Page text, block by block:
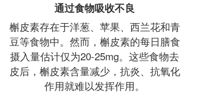
通过食物吸收不良
槲皮素存在于洋葱、苹果、西兰花和青
豆等食物中。然而，槲皮素的每日膳食
摄入量估计仅为20-25mg。这些食物去
皮后，槲皮素含量减少，抗炎、抗氧化
作用就难以发挥作用。